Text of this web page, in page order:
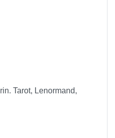
Tarot, Lenormand,